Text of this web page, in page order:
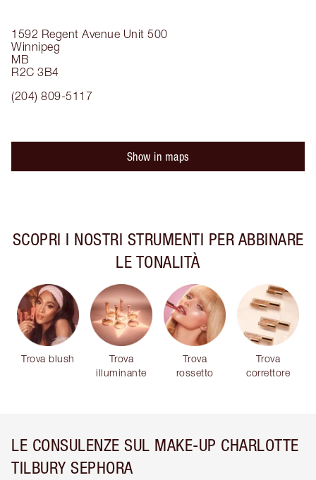
1592 Regent Avenue Unit 500
Winnipeg
MB
R2C 3B4
(204) 809-5117
Show in maps
SCOPRI I NOSTRI STRUMENTI PER ABBINARE
LE TONALITÀ
Trova blush
Trova
illuminante
Trova
rossetto
Trova
correttore
LE CONSULENZE SUL MAKE-UP CHARLOTTE
TILBURY SEPHORA